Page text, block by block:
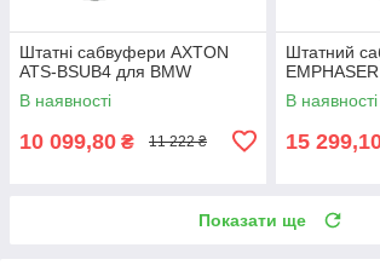
Штатні сабвуфери AXTON
ATS-BSUB4 для BMW
В наявності
10 099,80 ₴ 11 222 ₴
Штатний
В наявності
15
Показати ще